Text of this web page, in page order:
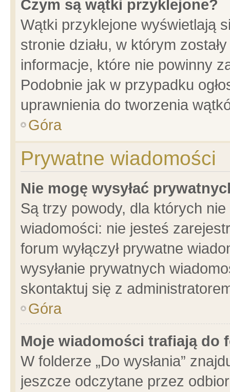
Czym są wątki przyklejone?
Wątki przyklejone wyświetlają
stronie działu, w którym
informacje, które nie powinny
Podobnie jak w przypadku
uprawnienia do tworzenia
Góra
Prywatne wiadomości
Nie mogę wysyłać
Są trzy powody, dla których
wiadomości: nie jesteś
forum wyłączył prywatne
wysyłanie prywatnych
skontaktuj się z
Góra
Moje wiadomości trafiają do
W folderze „Do wysłania”
jeszcze odczytane przez